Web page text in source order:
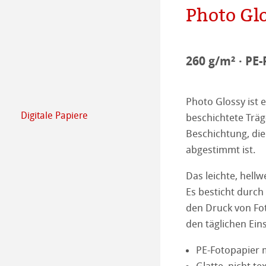
Engagement -
Presse
Digitale Papiere
FineArt
Natural Line
Matt FineArt
Matt FineArt
Glossy FineArt
Canvas FineArt
Photo Media
ICC Profile
Download Center
FAQ
Tipps zur
Hahnemühle
Certified Studios
Kontakt
FineArt Album &
FineArt Inkjet
Photo
260 g/m² ·
Photo Glossy ist
beschichtete
Beschichtung,
abgestimmt ist.
Das leichte,
Es besticht
den Druck von
den täglichen
PE-Fotopapier